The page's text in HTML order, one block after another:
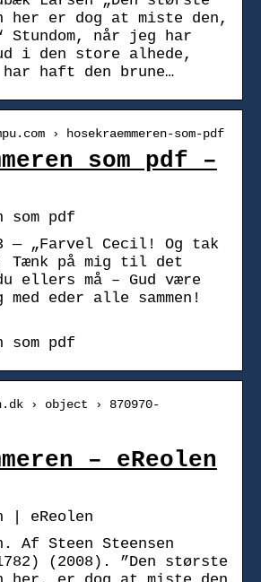
her er dog at miste den,
Stundom, når jeg har
i den store alhede,
haft den brune…
› hosekraemmeren-som-pdf
som pdf –
som pdf
— „Farvel Cecil! Og tak
på mig til det
ellers må – Gud være
eder alle sammen!
som pdf
› object › 870970-
– eReolen
| eReolen
Af Steen Steensen
(2008). ”Den største